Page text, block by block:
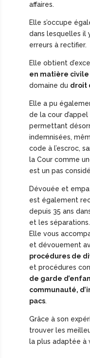
affaires.
Elle s’occupe
dans lesquelles il
erreurs à rectifier.
Elle obtient
en matière civile
domaine du droit
Elle a pu
de la cour
permettant
indemnisées,
code à l’escroc,
la Cour comme
est un pas
Dévouée et
est également
depuis 35 ans
et les séparations.
Elle vous
et dévouement
procédures de
et procédures
de garde
communauté,
pacs.
Grâce à son
trouver les
la plus adaptée à